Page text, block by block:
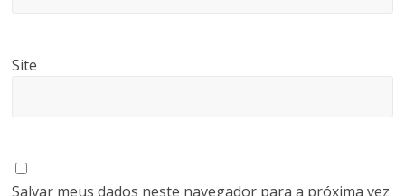
Site
Salvar meus dados neste navegador para a próxima vez